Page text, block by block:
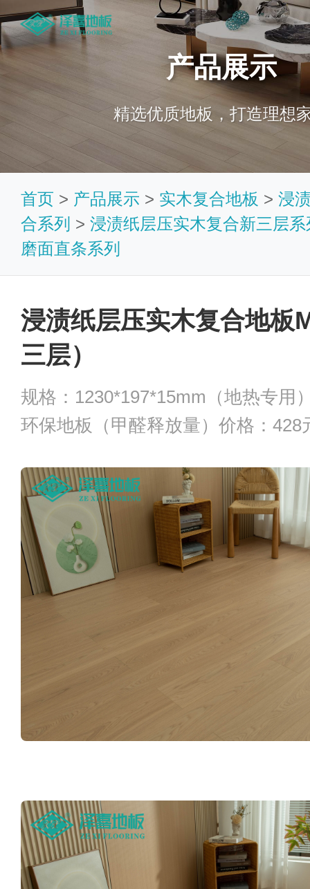
产品展示
精选优质地板，打造理想
首页 > 产品展示 > 实木复合地板 > 浸
合系列 > 浸渍纸层压实木复合新三层系
磨面直条系列
浸渍纸层压实木复合地板
三层）
规格：1230*197*15mm（地热专用
环保地板（甲醛释放量）价格：428